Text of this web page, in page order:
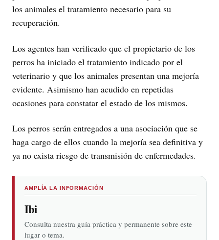
los animales el tratamiento necesario para su
recuperación.
Los agentes han verificado que el propietario de los
perros ha iniciado el tratamiento indicado por el
veterinario y que los animales presentan una mejoría
evidente. Asimismo han acudido en repetidas
ocasiones para constatar el estado de los mismos.
Los perros serán entregados a una asociación que se
haga cargo de ellos cuando la mejoría sea definitiva y
ya no exista riesgo de transmisión de enfermedades.
AMPLÍA LA INFORMACIÓN
Ibi
Consulta nuestra guía práctica y permanente sobre este
lugar o tema.